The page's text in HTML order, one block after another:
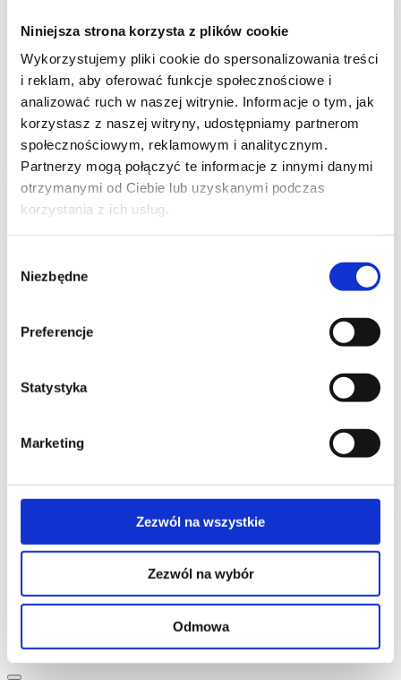
Niniejsza strona korzysta z plików cookie
Wykorzystujemy pliki cookie do spersonalizowania treści
i reklam, aby oferować funkcje społecznościowe i
analizować ruch w naszej witrynie. Informacje o tym, jak
korzystasz z naszej witryny, udostępniamy partnerom
społecznościowym, reklamowym i analitycznym.
Partnerzy mogą połączyć te informacje z innymi danymi
otrzymanymi od Ciebie lub uzyskanymi podczas
korzystania z ich usług.
zgody
Niezbędne
Preferencje
Statystyka
Marketing
Zezwól na wszystkie
Zezwól na wybór
Odmowa
12
Profile tolerances
13Jakość powierzchni
14Obróbka maszynowa
15
Obróbka powierzchniowa
16Korozja
17Oszczędność
18Banki wiedzy i wymiana wiedzy
19
Obliczenia konstrukcyjne
Zawartość
1Aluminium, profile i Hydro
2.1Aluminium – naturalny element naszego
2.2
2.6
3Ekoprojektowanie z wykorzystaniem profili aluminiowych
4
Zasady wyciskania profili
7Kilka ogólnych wskazówek projektowych
10Łączenie przez spawanie
Łączenie metodą zgrzewania tarciowego z przemieszaniem
Profile tolerances
13Jakość powierzchni
Obróbka powierzchniowa
16Korozja
17Oszczędność
Banki wiedzy i wymiana wiedzy